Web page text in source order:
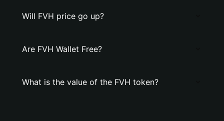
Will FVH price go up?
Are FVH Wallet Free?
What is the value of the FVH token?